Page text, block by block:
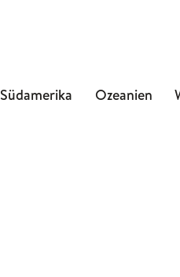
Südamerika Ozeanien